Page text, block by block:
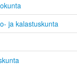
ja kalastuskunta